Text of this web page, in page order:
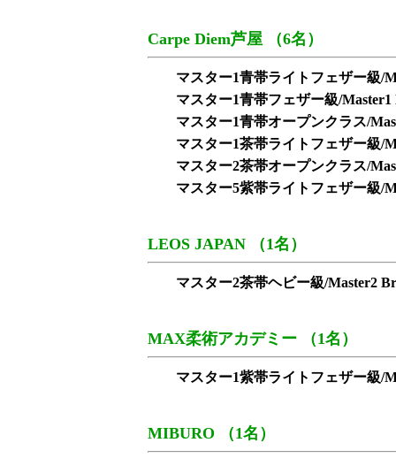
Carpe Diem芦屋 （6名）
マスター1青帯ライトフェザー級/
マスター1青帯フェザー級/Master1
マスター1青帯オープンクラス/
マスター1茶帯ライトフェザー級/
マスター2茶帯オープンクラス/
マスター5紫帯ライトフェザー級/
LEOS JAPAN （1名）
マスター2茶帯ヘビー級/Master2
MAX柔術アカデミー （1名）
マスター1紫帯ライトフェザー級/
MIBURO （1名）